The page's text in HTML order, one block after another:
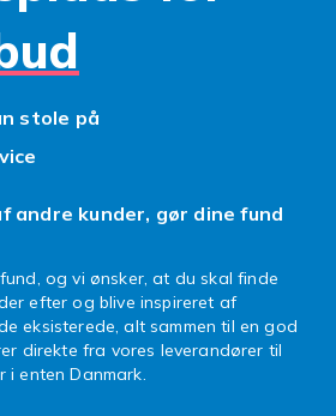
Hos os kan du trygt og
lingeri samt dametøj
rolige hjørne, og når du først
og slappe af!
stole på
andre kunder, gør dine fund
og vi ønsker, at du skal finde
efter og blive inspireret af
eksisterede, alt sammen til en god
direkte fra vores leverandører til
i enten Danmark.